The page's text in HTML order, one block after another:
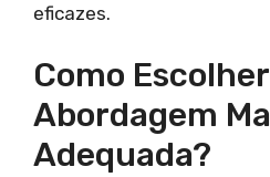
eficazes.
Como
Abordagem
Adequada?